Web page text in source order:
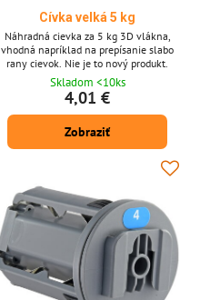
Cívka velká 5 kg
Náhradná cievka za 5 kg 3D vlákna,
vhodná napríklad na prepísanie slabo
rany cievok. Nie je to nový produkt.
Skladom <10ks
4,01 €
Zobraziť